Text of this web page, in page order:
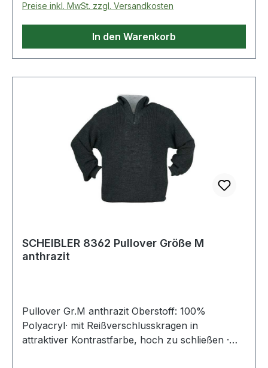
Preise inkl. MwSt. zzgl. Versandkosten
In den Warenkorb
SCHEIBLER 8362 Pullover Größe M
anthrazit
Pullover Gr.M anthrazit Oberstoff: 100%
Polyacryl· mit Reißverschlusskragen in
attraktiver Kontrastfarbe, hoch zu schließen ·